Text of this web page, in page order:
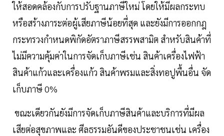
ให้สอดคล้องกับการปรับฐานภาษีใหม่ โดยให้มีผลกระทบ
หรือสร้างภาระต่อผู้เสียภาษีน้อยที่สุด และยังมีการออกกฎ
กระทรวงกำหนดพิกัดอัตราภาษีสรรพสามิต สำหรับสินค้าที่
ไม่มีความคุ้มค่าในการจัดเก็บภาษีเช่น สินค้าเครื่องไฟฟ้า
สินค้าแก้วและเครื่องแก้ว สินค้าพรมและสิ่งทอปูพื้นอื่น จัด
เก็บภาษี 0%
ขณะเดียวกันยังมีการจัดเก็บภาษีสินค้าและบริการที่มีผล
เสียต่อสุขภาพและ ศีลธรรมอันดีของประชาชนเช่น เครื่อง